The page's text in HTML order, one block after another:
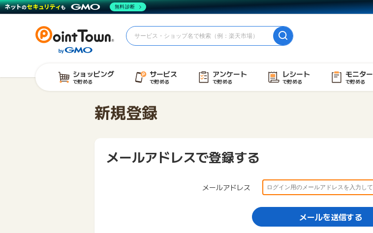
ショッピング
で貯める
サービス
で貯める
アンケート
で貯める
レシート
で貯める
モニター
で貯める
新規登録
メールアドレスで登録する
メールアドレス
メールを送信する
無料診断